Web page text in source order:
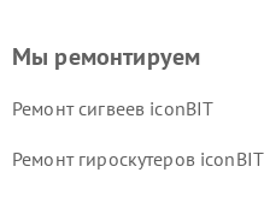
Мы ремонтируем
Ремонт сигвеев iconBIT
Ремонт гироскутеров iconBIT